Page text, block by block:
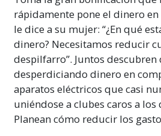
rápidamente pone el dinero en
le dice a su mujer: “¿En qué
dinero? Necesitamos reducir
despilfarro”. Juntos descubren
desperdiciando dinero en
aparatos eléctricos que casi
uniéndose a clubes caros a los
Planean cómo reducir los